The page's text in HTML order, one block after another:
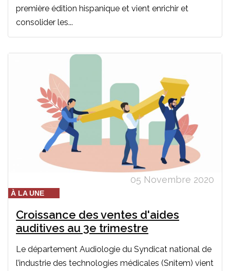
première édition hispanique et vient enrichir et
consolider les...
05 Novembre 2020
À LA UNE
Croissance des ventes d'aides
auditives au 3e trimestre
Le département Audiologie du Syndicat national de
l’industrie des technologies médicales (Snitem) vient